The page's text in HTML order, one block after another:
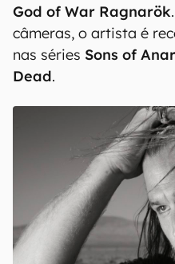
God of War Ragnarök
câmeras, o artista é
nas séries Sons of
Dead.